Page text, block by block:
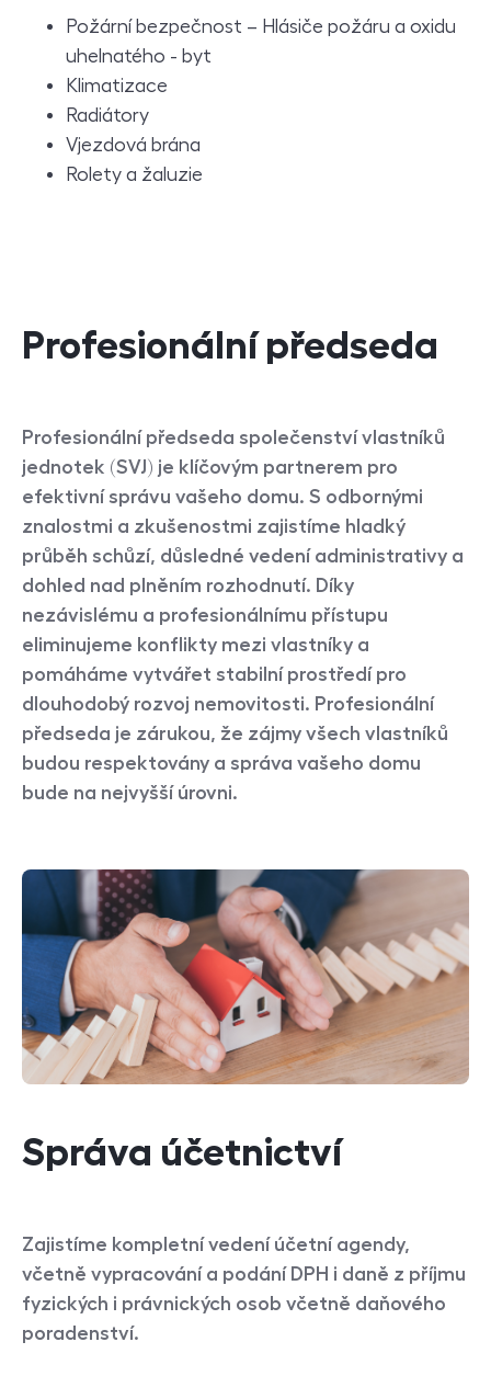
Požární bezpečnost – Hlásiče požáru a oxidu
uhelnatého - byt
Klimatizace
Radiátory
Vjezdová brána
Rolety a žaluzie
Profesionální předseda
Profesionální předseda společenství vlastníků
jednotek (SVJ) je klíčovým partnerem pro
efektivní správu vašeho domu. S odbornými
znalostmi a zkušenostmi zajistíme hladký
průběh schůzí, důsledné vedení administrativy a
dohled nad plněním rozhodnutí. Díky
nezávislému a profesionálnímu přístupu
eliminujeme konflikty mezi vlastníky a
pomáháme vytvářet stabilní prostředí pro
dlouhodobý rozvoj nemovitosti. Profesionální
předseda je zárukou, že zájmy všech vlastníků
budou respektovány a správa vašeho domu
bude na nejvyšší úrovni.
Správa účetnictví
Zajistíme kompletní vedení účetní agendy,
včetně vypracování a podání DPH i daně z příjmu
fyzických i právnických osob včetně daňového
poradenství.